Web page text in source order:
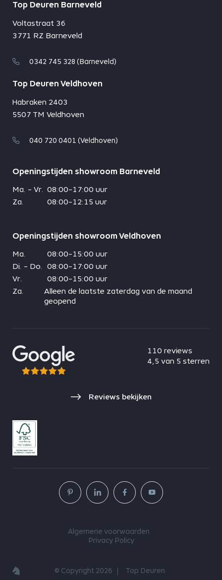
Top Deuren Barneveld
Voltastraat 36
3771 RZ Barneveld
0342 745 328 (Barneveld)
Top Deuren Veldhoven
Habraken 2403
5507 TM Veldhoven
040 720 0401 (Veldhoven)
Openingstijden showroom Barneveld
Ma. - Vr.
08:00-17:00 uur
Za.
08:00-12:15 uur
Openingstijden showroom Veldhoven
Ma.
08:00-15:00 uur
Di. - Do.
08:00-17:00 uur
Vr.
08:00-15:00 uur
Za.
Alleen de laatste zaterdag van de maand
geopend
110 reviews
4,5 van 5 sterren
Reviews bekijken
© Copyright 2026 Top Deuren
Algemene voorwaarden
Privacy Policy